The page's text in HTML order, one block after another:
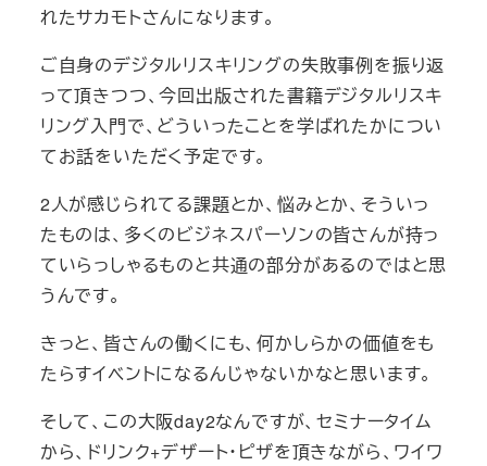
れたサカモトさんになります。
ご自身のデジタルリスキリングの失敗事例を振り返
って頂きつつ、今回出版された書籍デジタルリスキ
リング入門で、どういったことを学ばれたかについ
てお話をいただく予定です。
2人が感じられてる課題とか、悩みとか、そういっ
たものは、多くのビジネスパーソンの皆さんが持っ
ていらっしゃるものと共通の部分があるのではと思
うんです。
きっと、皆さんの働くにも、何かしらかの価値をも
たらすイベントになるんじゃないかなと思います。
そして、この大阪day2なんですが、セミナータイム
から、ドリンク+デザート・ピザを頂きながら、ワイワ